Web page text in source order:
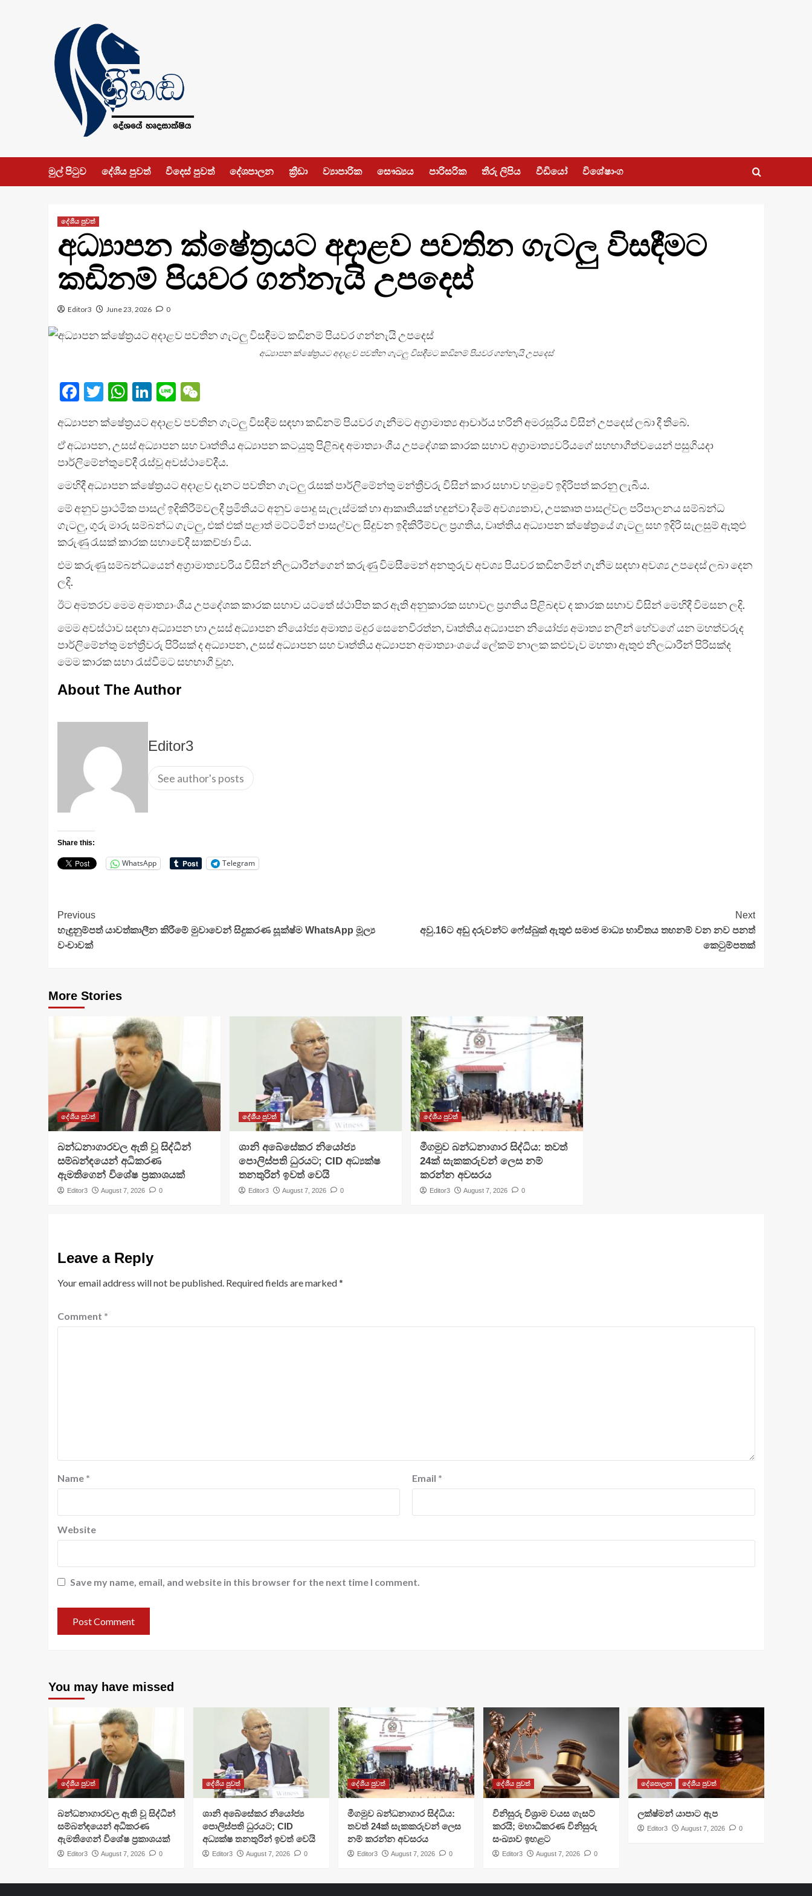
මුල් පිටුව දේශීය පුවත් විදෙස් පුවත් දේශපාලන ක්‍රීඩා ව්‍යාපාරික සෞඛ්‍යය පාරිසරික තීරු ලිපිය වීඩියෝ විශේෂාංග
දේශීය පුවත්
අධ්‍යාපන ක්ෂේත්‍රයට අදාළව පවතින ගැටලු විසඳීමට
කඩිනම් පියවර ගන්නැයි උපදෙස්
Editor3 June 23, 2026 0
අධ්‍යාපන ක්ෂේත්‍රයට අදාළව පවතින ගැටලු විසඳීමට කඩිනම් පියවර ගන්නැයි උපදෙස්
Facebook
Twitter
WhatsApp
LinkedIn
LineWeChat
අධ්‍යාපන ක්ෂේත්‍රයට අදාළව පවතින ගැටලු විසඳීම සඳහා කඩිනම් පියවර ගැනීමට අග්‍රාමාත්‍ය ආචාර්ය හරිනි අමරසූරිය විසින් උපදෙස් ලබා දී තිබේ.
ඒ අධ්‍යාපන, උසස් අධ්‍යාපන සහ වෘත්තිය අධ්‍යාපන කටයුතු පිළිබඳ අමාත්‍යාංශීය උපදේශක කාරක සභාව අග්‍රාමාත්‍යවරියගේ සහභාගීත්වයෙන් පසුගියදා
පාර්ලිමේන්තුවේදී රැස්වූ අවස්ථාවේදීය.
මෙහිදී අධ්‍යාපන ක්ෂේත්‍රයට අදාළව දැනට පවතින ගැටලු රැසක් පාර්ලිමේන්තු මන්ත්‍රීවරු විසින් කාර සභාව හමුවේ ඉදිරිපත් කරනු ලැබීය.
මේ අනුව ප්‍රාථමික පාසල් ඉදිකිරීම්වලදී ප්‍රමිතියට අනුව පොදු සැලැස්මක් හා ආකෘතියක් හඳුන්වා දීමේ අවශ්‍යතාව, උපකෘත පාසල්වල පරිපාලනය සම්බන්ධ
ගැටලු, ගුරු මාරු සම්බන්ධ ගැටලු, එක් එක් පළාත් මට්ටමින් පාසල්වල සිදුවන ඉදිකිරීම්වල ප්‍රගතිය, වෘත්තිය අධ්‍යාපන ක්ෂේත්‍රයේ ගැටලු සහ ඉදිරි සැලසුම් ඇතුළු
කරුණු රැසක් කාරක සභාවේදී සාකච්ඡා විය.
එම කරුණු සම්බන්ධයෙන් අග්‍රාමාත්‍යවරිය විසින් නිලධාරීන්ගෙන් කරුණු විමසීමෙන් අනතුරුව අවශ්‍ය පියවර කඩිනමින් ගැනීම සඳහා අවශ්‍ය උපදෙස් ලබා දෙන
ලදි.
ඊට අමතරව මෙම අමාත්‍යාංශීය උපදේශක කාරක සභාව යටතේ ස්ථාපිත කර ඇති අනුකාරක සභාවල ප්‍රගතිය පිළිබඳව ද කාරක සභාව විසින් මෙහිදී විමසන ලදි.
මෙම අවස්ථාව සඳහා අධ්‍යාපන හා උසස් අධ්‍යාපන නියෝජ්‍ය අමාත්‍ය මදුර සෙනෙවිරත්න, වෘත්තිය අධ්‍යාපන නියෝජ්‍ය අමාත්‍ය නලීන් හේවගේ යන මහත්වරුද
පාර්ලිමේන්තු මන්ත්‍රීවරු පිරිසක් ද අධ්‍යාපන, උසස් අධ්‍යාපන සහ වෘත්තිය අධ්‍යාපන අමාත්‍යාංශයේ ලේකම් නාලක කළුවැව මහතා ඇතුළු නිලධාරීන් පිරිසක්ද
මෙම කාරක සභා රැස්වීමට සහභාගී වූහ.
About The Author
Editor3
See author's posts
Share this:
WhatsApp Telegram
Continue
Reading
Previous
හැඳුනුම්පත් යාවත්කාලීන කිරීමේ මුවාවෙන් සිදුකරණ සූක්ෂ්ම WhatsApp මූල්‍ය
වංචාවක්
Next
අවු.16ට අඩු දරුවන්ට ෆේස්බුක් ඇතුළු සමාජ මාධ්‍ය භාවිතය තහනම් වන නව පනත්
කෙටුම්පතක්
More Stories
දේශීය පුවත්
බන්ධනාගාරවල ඇති වූ සිද්ධීන්
සම්බන්ඳයෙන් අධිකරණ
ඇමතිගෙන් විශේෂ ප්‍රකාශයක්
Editor3 August 7, 2026 0
දේශීය පුවත්
ශානි අබේසේකර නියෝජ්‍ය
පොලිස්පති ධුරයට; CID අධ්‍යක්ෂ
තනතුරින් ඉවත් වෙයි
Editor3 August 7, 2026 0
දේශීය පුවත්
මීගමුව බන්ධනාගාර සිද්ධිය: තවත්
24ක් සැකකරුවන් ලෙස නම්
කරන්න අවසරය
Editor3 August 7, 2026 0
Leave a Reply
Your email address will not be published. Required fields are marked*
Comment *
Name * Email *
Website
Save my name, email, and website in this browser for the next time I comment.
You may have missed
දේශීය පුවත්
බන්ධනාගාරවල ඇති වූ සිද්ධීන්
සම්බන්ඳයෙන් අධිකරණ
ඇමතිගෙන් විශේෂ ප්‍රකාශයක්
Editor3 August 7, 2026 0
දේශීය පුවත්
ශානි අබේසේකර නියෝජ්‍ය
පොලිස්පති ධුරයට; CID
අධ්‍යක්ෂ තනතුරින් ඉවත් වෙයි
Editor3 August 7, 2026 0
දේශීය පුවත්
මීගමුව බන්ධනාගාර සිද්ධිය:
තවත් 24ක් සැකකරුවන් ලෙස
නම් කරන්න අවසරය
Editor3 August 7, 2026 0
දේශීය පුවත්
විනිසුරු විශ්‍රාම වයස ගැසට්
කරයි; මහාධිකරණ විනිසුරු
සංඛ්‍යාව ඉහළට
Editor3 August 7, 2026 0
දේශපාලන දේශීය පුවත්
ලක්ෂ්මන් යාපාට ඇප
Editor3 August 7, 2026 0